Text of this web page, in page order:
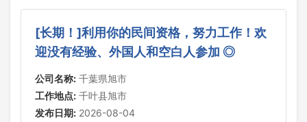
[长期！]利用你的民间资格，努力工作！欢
迎没有经验、外国人和空白人参加 ◎
公司名称: 千葉県旭市
工作地点: 千叶县旭市
发布日期: 2026-08-04